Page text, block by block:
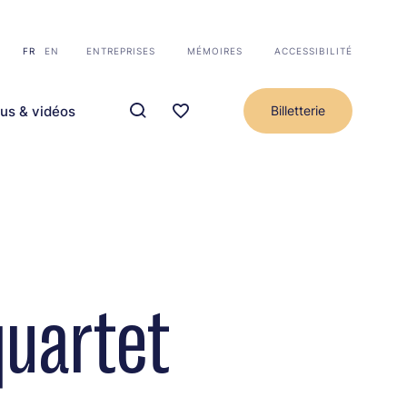
FR EN ENTREPRISES MÉMOIRES ACCESSIBILITÉ
& vidéos Billetterie